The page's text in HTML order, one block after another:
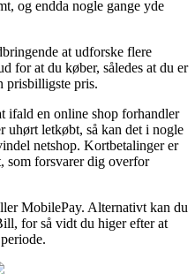
og endda nogle gange yde
at udforske flere
for at du køber, således at du er
prisbilligste pris.
ifald en online shop forhandler
uhørt letkøbt, så kan det i nogle
netshop. Kortbetalinger er
som forsvarer dig overfor
MobilePay. Alternativt kan du
for så vidt du higer efter at